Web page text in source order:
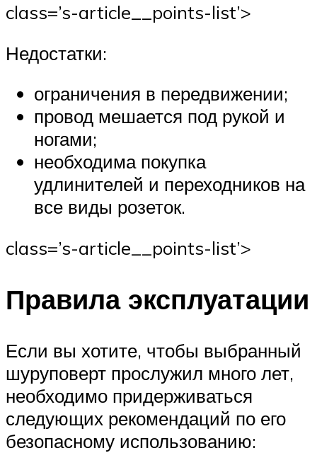
class=’s-article__points-list’>
Недостатки:
ограничения в передвижении;
провод мешается под рукой и
ногами;
необходима покупка
удлинителей и переходников на
все виды розеток.
class=’s-article__points-list’>
Правила эксплуатации
Если вы хотите, чтобы выбранный
шуруповерт прослужил много лет,
необходимо придерживаться
следующих рекомендаций по его
безопасному использованию: